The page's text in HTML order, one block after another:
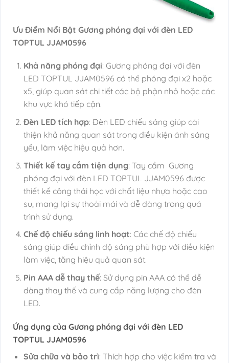
Ưu Điểm Nổi Bật Gương phóng đại với đèn LED
TOPTUL JJAM0596
Khả năng phóng đại: Gương phóng đại với đèn
LED TOPTUL JJAM0596 có thể phóng đại x2 hoặc
x5, giúp quan sát chi tiết các bộ phận nhỏ hoặc các
khu vực khó tiếp cận.
Đèn LED tích hợp: Đèn LED chiếu sáng giúp cải
thiện khả năng quan sát trong điều kiện ánh sáng
yếu, làm việc hiệu quả hơn.
Thiết kế tay cầm tiện dụng: Tay cầm Gương
phóng đại với đèn LED TOPTUL JJAM0596 được
thiết kế công thái học với chất liệu nhựa hoặc cao
su, mang lại sự thoải mái và dễ dàng trong quá
trình sử dụng.
Chế độ chiếu sáng linh hoạt: Các chế độ chiếu
sáng giúp điều chỉnh độ sáng phù hợp với điều kiện
làm việc, tăng hiệu quả quan sát.
Pin AAA dễ thay thế: Sử dụng pin AAA có thể dễ
dàng thay thế và cung cấp năng lượng cho đèn
LED.
Ứng dụng của Gương phóng đại với đèn LED
TOPTUL JJAM0596
Sửa chữa và bảo trì: Thích hợp cho việc kiểm tra và